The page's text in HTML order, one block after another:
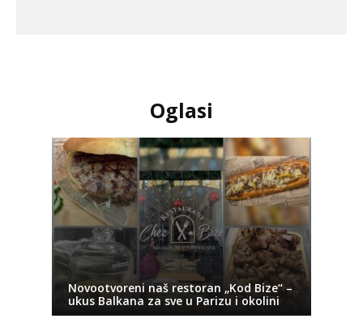
Oglasi
Novootvoreni naš restoran „Kod Bize“ –
ukus Balkana za sve u Parizu i okolini